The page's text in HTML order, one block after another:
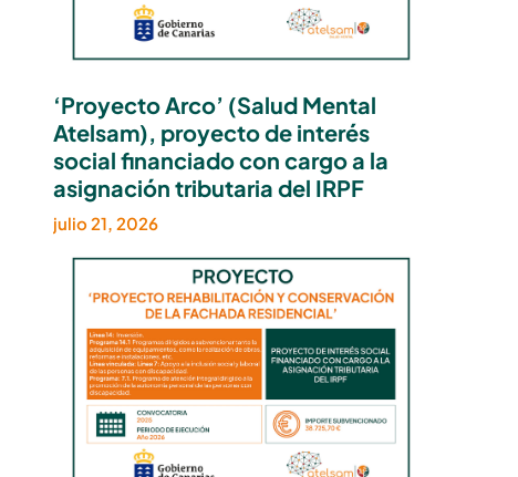
‘Proyecto Arco’ (Salud Mental
Atelsam), proyecto de interés
social financiado con cargo a la
asignación tributaria del IRPF
julio 21, 2026